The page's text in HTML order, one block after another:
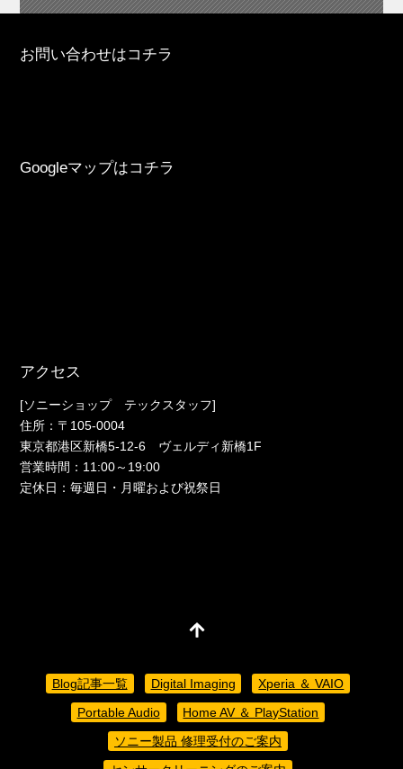
お問い合わせはコチラ
Googleマップはコチラ
アクセス
[ソニーショップ テックスタッフ]
住所：〒105-0004
東京都港区新橋5-12-6 ヴェルディ新橋1F
営業時間：11:00～19:00
定休日：毎週日・月曜および祝祭日
Blog記事一覧 Digital Imaging
Xperia ＆ VAIO
Portable Audio
Home AV ＆ PlayStation
ソニー製品 修理受付のご案内